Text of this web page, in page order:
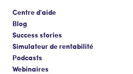
Centre d'aide
Blog
Success stories
Simulateur de rentabilité
Podcasts
Webinaires